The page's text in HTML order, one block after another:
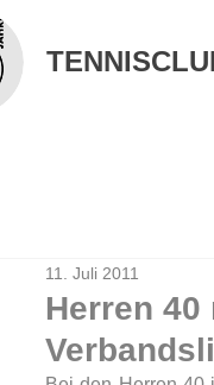
Herren
11. Juli 2011